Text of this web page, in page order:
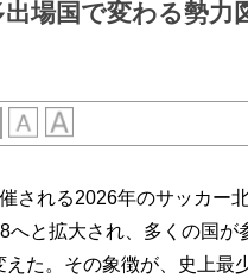
場国で変わる勢
される2026年のサッカー
と拡大され、多くの国が
た。その象徴が、史上最